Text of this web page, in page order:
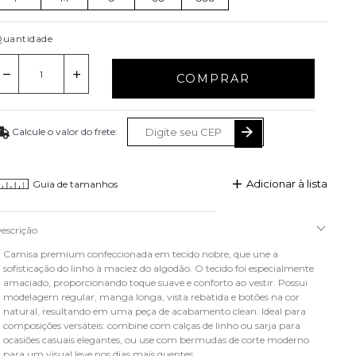
COMPRAR
Guia de tamanhos Adicionar à lista
Camisa premium confeccionada em tecido nobre, que une a
sofisticação do linho à maciez do algodão. O tecido foi especialmente
amaciado, proporcionando toque suave e conforto ao vestir. Possui
modelagem regular, manga longa, vista rebatida e botões na cor
natural, resultando em uma peça de acabamento clean. Ideal para
composições versáteis: combine com calças de linho ou sarja para
ocasiões casuais elegantes, ou use com bermudas de corte moderno